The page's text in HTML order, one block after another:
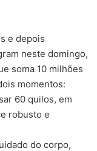
e depois
neste domingo,
soma 10 milhões
momentos:
60 quilos, em
robusto e
do corpo,